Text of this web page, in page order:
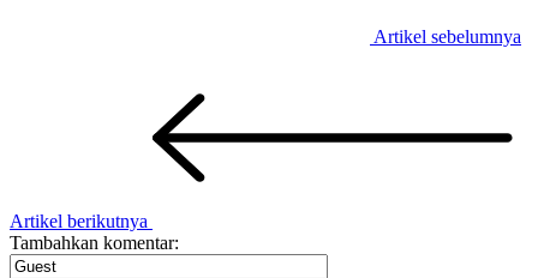
Artikel sebelumnya
Artikel berikutnya
Tambahkan komentar: